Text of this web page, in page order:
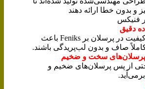
فنیکس
تیغه و ریل‌های باکیفیت در پرسلان بر Feniks باعث
صاف و بدون لب‌پریدگی باشند.
از پس پرسلان‌های ضخیم و